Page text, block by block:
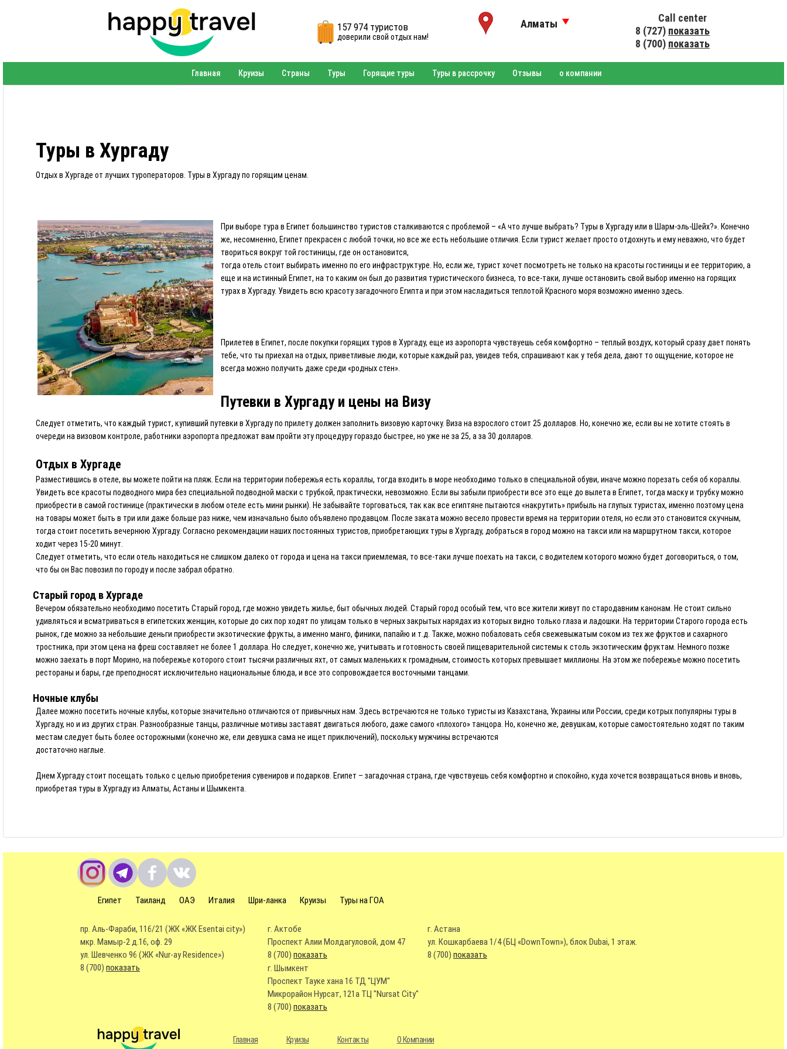
157 974 туристов
доверили свой отдых нам!
Call center
8 (727) показать
8 (700) показать
Алматы
Главная Круизы Страны Туры Горящие туры Туры в рассрочку Отзывы о компании
Туры в Хургаду
Отдых в Хургаде от лучших туроператоров. Туры в Хургаду по горящим ценам.
При выборе тура в Египет большинство туристов сталкиваются с проблемой – «А что лучше выбрать? Туры в Хургаду или в Шарм-эль-Шейх?». Конечно
же, несомненно, Египет прекрасен с любой точки, но все же есть небольшие отличия. Если турист желает просто отдохнуть и ему неважно, что будет
твориться вокруг той гостиницы, где он остановится,
тогда отель стоит выбирать именно по его инфраструктуре. Но, если же, турист хочет посмотреть не только на красоты гостиницы и ее территорию, а
еще и на истинный Египет, на то каким он был до развития туристического бизнеса, то все-таки, лучше остановить свой выбор именно на горящих
турах в Хургаду. Увидеть всю красоту загадочного Египта и при этом насладиться теплотой Красного моря возможно именно здесь.
Прилетев в Египет, после покупки горящих туров в Хургаду, еще из аэропорта чувствуешь себя комфортно – теплый воздух, который сразу дает понять
тебе, что ты приехал на отдых, приветливые люди, которые каждый раз, увидев тебя, спрашивают как у тебя дела, дают то ощущение, которое не
всегда можно получить даже среди «родных стен».
Путевки в Хургаду и цены на Визу
Следует отметить, что каждый турист, купивший путевки в Хургаду по прилету должен заполнить визовую карточку. Виза на взрослого стоит 25 долларов. Но, конечно же, если вы не хотите стоять в
очереди на визовом контроле, работники аэропорта предложат вам пройти эту процедуру гораздо быстрее, но уже не за 25, а за 30 долларов.
Отдых в Хургаде
Разместившись в отеле, вы можете пойти на пляж. Если на территории побережья есть кораллы, тогда входить в море необходимо только в специальной обуви, иначе можно порезать себя об кораллы.
Увидеть все красоты подводного мира без специальной подводной маски с трубкой, практически, невозможно. Если вы забыли приобрести все это еще до вылета в Египет, тогда маску и трубку можно
приобрести в самой гостинице (практически в любом отеле есть мини рынки). Не забывайте торговаться, так как все египтяне пытаются «накрутить» прибыль на глупых туристах, именно поэтому цена
на товары может быть в три или даже больше раз ниже, чем изначально было объявлено продавцом. После заката можно весело провести время на территории отеля, но если это становится скучным,
тогда стоит посетить вечернюю Хургаду. Согласно рекомендации наших постоянных туристов, приобретающих туры в Хургаду, добраться в город можно на такси или на маршрутном такси, которое
ходит через 15-20 минут.
Следует отметить, что если отель находиться не слишком далеко от города и цена на такси приемлемая, то все-таки лучше поехать на такси, с водителем которого можно будет договориться, о том,
что бы он Вас повозил по городу и после забрал обратно.
Старый город в Хургаде
Вечером обязательно необходимо посетить Старый город, где можно увидеть жилье, быт обычных людей. Старый город особый тем, что все жители живут по стародавним канонам. Не стоит сильно
удивляться и всматриваться в египетских женщин, которые до сих пор ходят по улицам только в черных закрытых нарядах из которых видно только глаза и ладошки. На территории Старого города есть
рынок, где можно за небольшие деньги приобрести экзотические фрукты, а именно манго, финики, папайю и т.д. Также, можно побаловать себя свежевыжатым соком из тех же фруктов и сахарного
тростника, при этом цена на фреш составляет не более 1 доллара. Но следует, конечно же, учитывать и готовность своей пищеварительной системы к столь экзотическим фруктам. Немного позже
можно заехать в порт Морино, на побережье которого стоит тысячи различных яхт, от самых маленьких к громадным, стоимость которых превышает миллионы. На этом же побережье можно посетить
рестораны и бары, где преподносят исключительно национальные блюда, и все это сопровождается восточными танцами.
Ночные клубы
Далее можно посетить ночные клубы, которые значительно отличаются от привычных нам. Здесь встречаются не только туристы из Казахстана, Украины или России, среди котрых популярны туры в
Хургаду, но и из других стран. Разнообразные танцы, различные мотивы заставят двигаться любого, даже самого «плохого» танцора. Но, конечно же, девушкам, которые самостоятельно ходят по таким
местам следует быть более осторожными (конечно же, ели девушка сама не ищет приключений), поскольку мужчины встречаются
достаточно наглые.
Днем Хургаду стоит посещать только с целью приобретения сувениров и подарков. Египет – загадочная страна, где чувствуешь себя комфортно и спокойно, куда хочется возвращаться вновь и вновь,
приобретая туры в Хургаду из Алматы, Астаны и Шымкента.
Египет Таиланд ОАЭ Италия Шри-ланка Круизы Туры на ГОА
пр. Аль-Фараби, 116/21 (ЖК «ЖК Esentai city»)
мкр. Мамыр-2 д.16, оф. 29
ул. Шевченко 96 (ЖК «Nur-ay Residence»)
8 (700) показать
г. Актобе
Проспект Алии Молдагуловой, дом 47
8 (700) показать
г. Астана
ул. Кошкарбаева 1/4 (БЦ «DownTown»), блок Dubai, 1 этаж.
8 (700) показать
г. Шымкент
Проспект Тауке хана 16 ТД "ЦУМ"
Микрорайон Нурсат, 121а ТЦ "Nursat City"
8 (700) показать
Главная Круизы Контакты О Компании